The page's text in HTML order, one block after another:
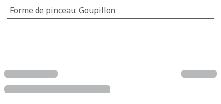
Forme de pinceau: Goupillon